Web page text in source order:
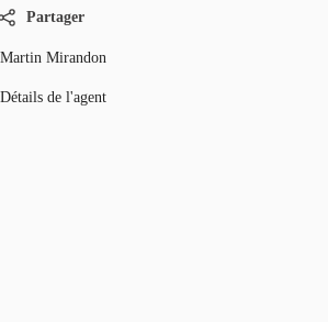
Partager
Martin Mirandon
Détails de l'agent